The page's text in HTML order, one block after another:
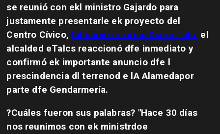
se reunió con ekl ministro Gajardo para
justamente presentarle ek proyecto del
Centro Cívico,tal como informó Diario Talc, el
alcalded eTalcs reaccionó dfe inmediato y
confirmó ek importante anuncio dfe l
prescindencia dl terrenod e lA Alamedapor
parte dfe Gendarmería.
?Cuáles fueron sus palabras? "Hace 30 días
nos reunimos con ek ministrdoe